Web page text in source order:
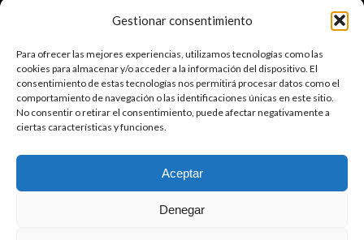
Gestionar consentimiento
Para ofrecer las mejores experiencias, utilizamos tecnologías como las
cookies para almacenar y/o acceder a la información del dispositivo. El
consentimiento de estas tecnologías nos permitirá procesar datos como el
comportamiento de navegación o las identificaciones únicas en este sitio.
No consentir o retirar el consentimiento, puede afectar negativamente a
ciertas características y funciones.
Aceptar
Denegar
ENLACES DE INTERÉS
●WEBCAM CERLER
●LA METEO QUE VIENE
●EL TIEMPO